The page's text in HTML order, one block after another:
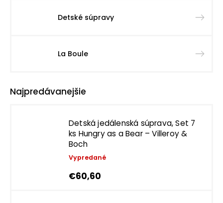
Detské súpravy
La Boule
Najpredávanejšie
Detská jedálenská súprava, Set 7
ks Hungry as a Bear – Villeroy &
Boch
Vypredané
€60,60